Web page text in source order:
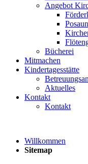
Angebot
Bücherei
Mitmachen
Kindertagesstätte
Aktuelles
Kontakt
Kontakt
Willkommen
Sitemap